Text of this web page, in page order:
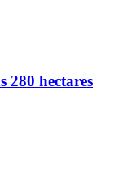
280 hectares